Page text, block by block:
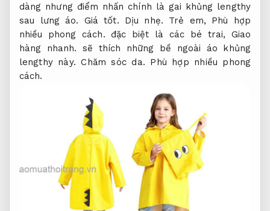
dàng nhưng điểm nhấn chính là gai khủng lengthy
sau lưng áo. Giá tốt. Dịu nhẹ. Trẻ em, Phù hợp
nhiều phong cách. đặc biệt là các bé trai, Giao
hàng nhanh. sẽ thích những bề ngoài áo khủng
lengthy này.Chăm sóc da. Phù hợp nhiều phong
cách.